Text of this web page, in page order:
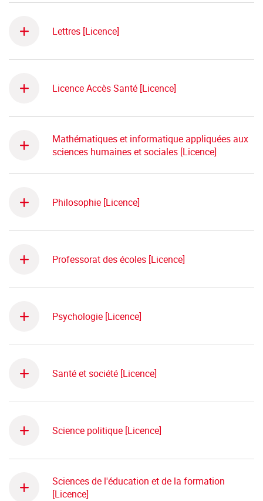
Lettres [Licence]
Licence Accès Santé [Licence]
Mathématiques et informatique appliquées aux
sciences humaines et sociales [Licence]
Philosophie [Licence]
Professorat des écoles [Licence]
Psychologie [Licence]
Santé et société [Licence]
Science politique [Licence]
Sciences de l'éducation et de la formation
[Licence]